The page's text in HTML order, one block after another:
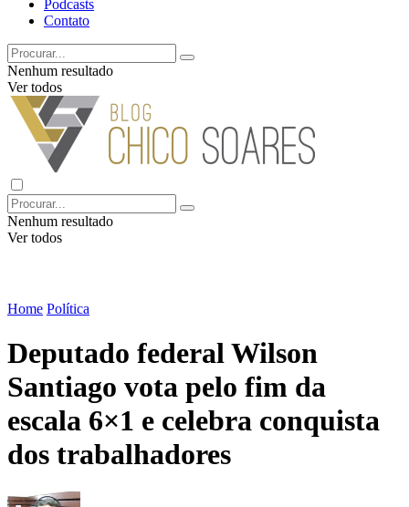
Podcasts
Contato
Nenhum resultado
Ver todos
Nenhum resultado
Ver todos
Home Política
Deputado federal Wilson
Santiago vota pelo fim da
escala 6×1 e celebra conquista
dos trabalhadores